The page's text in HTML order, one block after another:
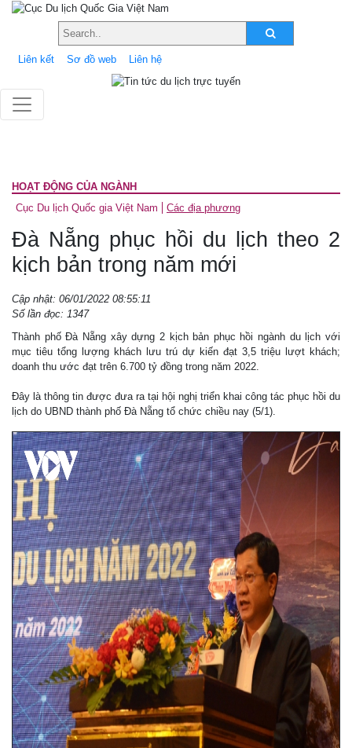
Liên kết Sơ đồ web Liên hệ
HOẠT ĐỘNG CỦA NGÀNH
Cục Du lịch Quốc gia Việt Nam
Các địa phương
Đà Nẵng phục hồi du lịch theo 2
kịch bản trong năm mới
Cập nhật: 06/01/2022 08:55:11
Số lần đọc: 1347
Thành phố Đà Nẵng xây dựng 2 kịch bản phục hồi ngành du lịch với
mục tiêu tổng lượng khách lưu trú dự kiến đạt 3,5 triệu lượt khách;
doanh thu ước đạt trên 6.700 tỷ đồng trong năm 2022.
Đây là thông tin được đưa ra tại hội nghị triển khai công tác phục hồi du
lịch do UBND thành phố Đà Nẵng tổ chức chiều nay (5/1).